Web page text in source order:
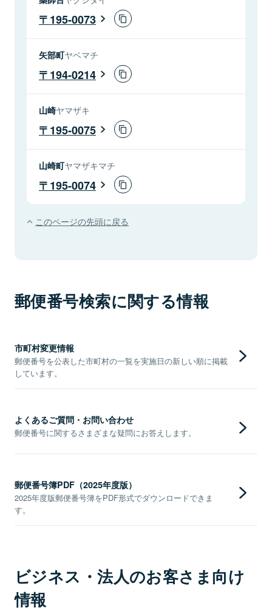
195-0073
矢部町ヤベマチ
194-0214
山崎ヤマザキ
195-0075
山崎町ヤマザキマチ
195-0074
このページの先頭に戻る
郵便番号検索に関する情報
市町村変更情報
郵便番号を公表した市町村の一覧を実施日の新しい順に掲載
しています。
よくあるご質問・お問い合わせ
郵便番号に関するさまざまな疑問にお答えします。
郵便番号簿PDF（2025年度版）
2025年度版郵便番号簿をPDF形式でダウンロードできま
す。
ビジネス・法人のお客さま向け
情報